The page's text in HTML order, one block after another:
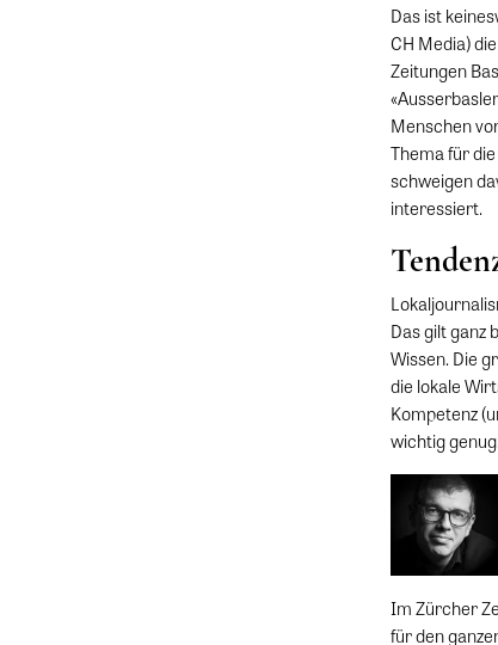
Das ist
CH Media)
Zeitungen
Menschen
Thema für
schweigen
interessiert.
Das gilt ganz
Wissen. Die
die lokale
Kompetenz
wichtig genug.
Im Zürcher
für den